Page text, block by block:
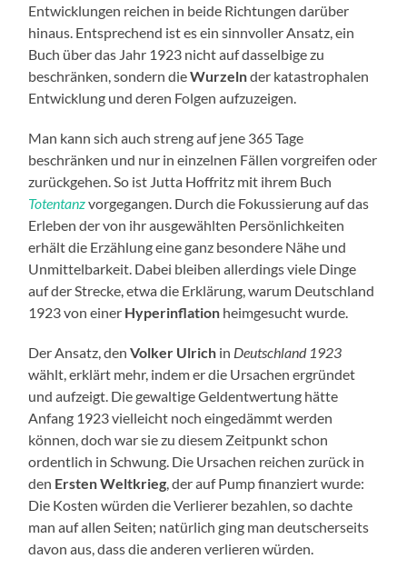
Entwicklungen reichen in beide Richtungen darüber
hinaus. Entsprechend ist es ein sinnvoller Ansatz, ein
Buch über das Jahr 1923 nicht auf dasselbige zu
beschränken, sondern dieWurzelnder katastrophalen
Entwicklung und deren Folgen aufzuzeigen.
Man kann sich auch streng auf jene 365 Tage
beschränken und nur in einzelnen Fällen vorgreifen oder
zurückgehen. So ist Jutta Hoffritz mit ihrem Buch
Totentanzvorgegangen. Durch die Fokussierung auf das
Erleben der von ihr ausgewählten Persönlichkeiten
erhält die Erzählung eine ganz besondere Nähe und
Unmittelbarkeit. Dabei bleiben allerdings viele Dinge
auf der Strecke, etwa die Erklärung, warum Deutschland
1923 von einer Hyperinflation heimgesucht wurde.
Der Ansatz, denVolker Ulrich in Deutschland 1923
wählt, erklärt mehr, indem er die Ursachen ergründet
und aufzeigt. Die gewaltige Geldentwertung hätte
Anfang 1923 vielleicht noch eingedämmt werden
können, doch war sie zu diesem Zeitpunkt schon
ordentlich in Schwung. Die Ursachen reichen zurück in
den Ersten Weltkrieg, der auf Pump finanziert wurde:
Die Kosten würden die Verlierer bezahlen, so dachte
man auf allen Seiten; natürlich ging man deutscherseits
davon aus, dass die anderen verlieren würden.